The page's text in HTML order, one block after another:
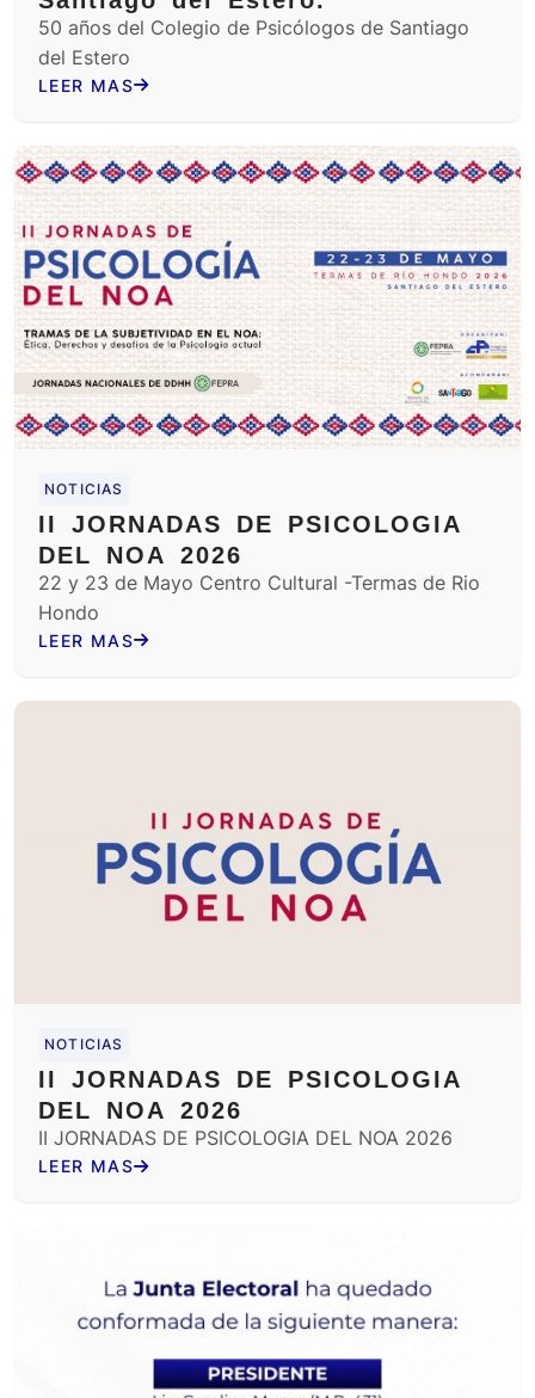
50 años del Colegio de Psicólogos de Santiago
del Estero
LEER MAS
NOTICIAS
II JORNADAS DE PSICOLOGIA
DEL NOA 2026
22 y 23 de Mayo Centro Cultural -Termas de Rio
Hondo
LEER MAS
NOTICIAS
II JORNADAS DE PSICOLOGIA
DEL NOA 2026
II JORNADAS DE PSICOLOGIA DEL NOA 2026
LEER MAS